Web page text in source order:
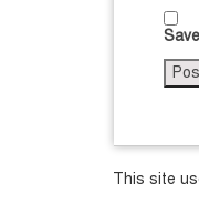
This site